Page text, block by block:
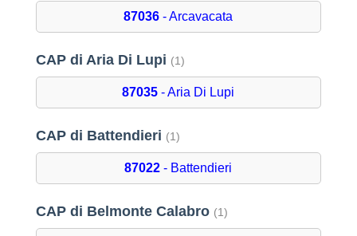
87036 - Arcavacata
CAP di Aria Di Lupi (1)
87035 - Aria Di Lupi
CAP di Battendieri (1)
87022 - Battendieri
CAP di Belmonte Calabro (1)